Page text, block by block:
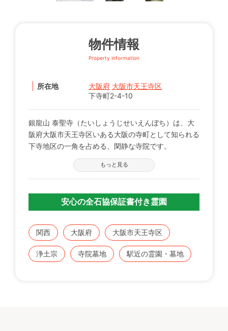
物件情報
Property information
所在地 大阪府 大阪市天王寺区
下寺町2-4-10
銀龍山 泰聖寺（たいしょうじせいえんぼち）は、大
阪府大阪市天王寺区いある大阪の寺町として知られる
下寺地区の一角を占める、閑静な寺院です。
もっと見る
安心の全石協保証書付き霊園
関西 大阪府 大阪市天王寺区
浄土宗 寺院墓地 駅近の霊園・墓地